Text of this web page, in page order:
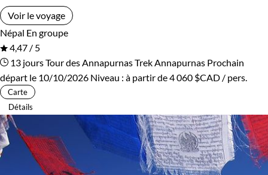
Voir le voyage
Népal En groupe
4,47 / 5
13 joursTour des AnnapurnasTrek Annapurnas Prochain
départ le 10/10/2026 Niveau : à partir de4 060 $CAD / pers.
Carte
Détails